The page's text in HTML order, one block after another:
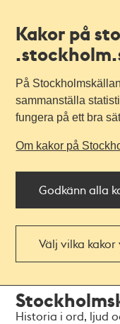
Kakor på
På
sammanställa
fungera på ett bra
Om kakor på
Godkänn alla
Välj vilka
navigationen
huvudinnehållet
Historia i ord, ljud